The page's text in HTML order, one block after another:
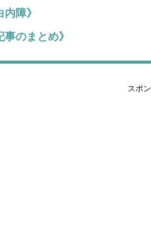
内障》
事のまとめ》
スポ